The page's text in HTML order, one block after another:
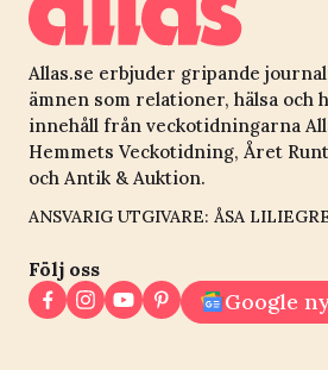
Allas.se erbjuder gripande
ämnen som relationer, hälsa och
innehåll från veckotidningarna
Hemmets Veckotidning, Året
och Antik & Auktion.
ANSVARIG UTGIVARE: ÅSA
Följ oss
Google